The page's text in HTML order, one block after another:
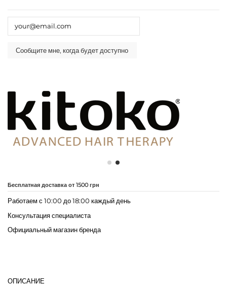
Бесплатная доставка от 1500 грн
Работаем с 10:00 до 18:00 каждый день
Консультация специалиста
Официальный магазин бренда
ОПИСАНИЕ